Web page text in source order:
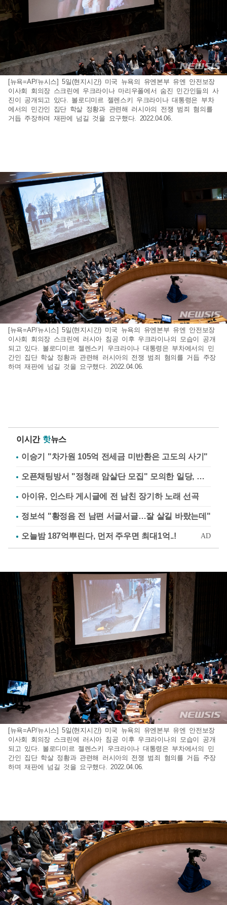
[뉴욕=AP/뉴시스] 5일(현지시간) 미국 뉴욕의 유엔본부 유엔 안전보장
이사회 회의장 스크린에 우크라이나 마리우폴에서 숨진 민간인들의 사
진이 공개되고 있다. 볼로디미르 젤렌스키 우크라이나 대통령은 부차
에서의 민간인 집단 학살 정황과 관련해 러시아의 전쟁 범죄 혐의를
거듭 주장하며 재판에 넘길 것을 요구했다. 2022.04.06.
[뉴욕=AP/뉴시스] 5일(현지시간) 미국 뉴욕의 유엔본부 유엔 안전보장
이사회 회의장 스크린에 러시아 침공 이후 우크라이나의 모습이 공개
되고 있다. 볼로디미르 젤렌스키 우크라이나 대통령은 부차에서의 민
간인 집단 학살 정황과 관련해 러시아의 전쟁 범죄 혐의를 거듭 주장
하며 재판에 넘길 것을 요구했다. 2022.04.06.
이시간 핫뉴스
이승기 "차가원 105억 전세금 미반환은 고도의 사기"
오픈채팅방서 "정청래 암살단 모집" 모의한 일당, 불구속 송치
아이유, 인스타 게시글에 전 남친 장기하 노래 선곡
정보석 "황정음 전 남편 서글서글…잘 살길 바랐는데"
[뉴욕=AP/뉴시스] 5일(현지시간) 미국 뉴욕의 유엔본부 유엔 안전보장
이사회 회의장 스크린에 러시아 침공 이후 우크라이나의 모습이 공개
되고 있다. 볼로디미르 젤렌스키 우크라이나 대통령은 부차에서의 민
간인 집단 학살 정황과 관련해 러시아의 전쟁 범죄 혐의를 거듭 주장
하며 재판에 넘길 것을 요구했다. 2022.04.06.